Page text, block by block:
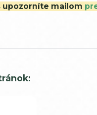
upozorníte mailom